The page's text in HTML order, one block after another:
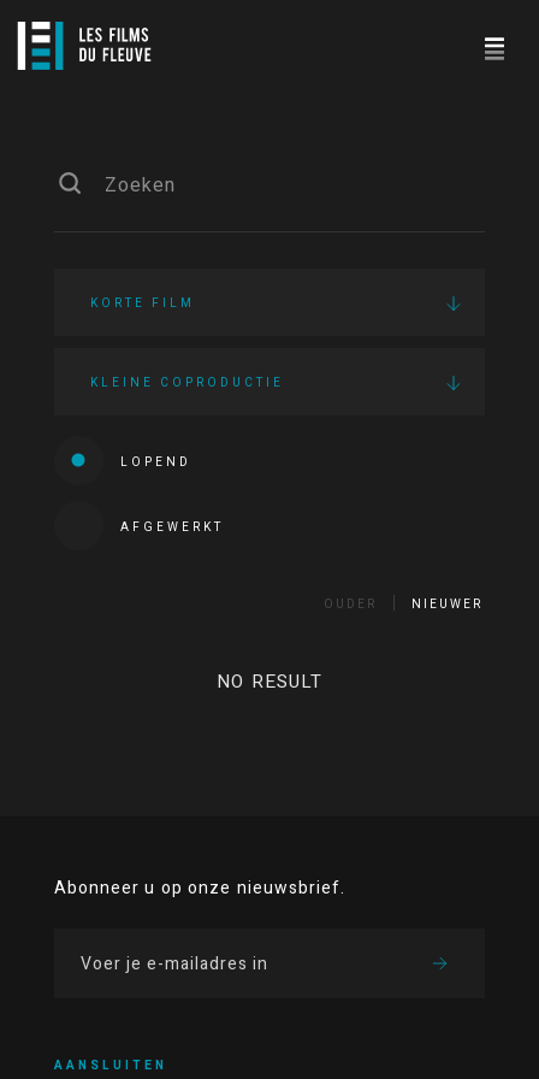
KORTE FILM
KLEINE COPRODUCTIE
LOPEND
AFGEWERKT
OUDER NIEUWER
NO RESULT
Abonneer u op onze nieuwsbrief.
AANSLUITEN